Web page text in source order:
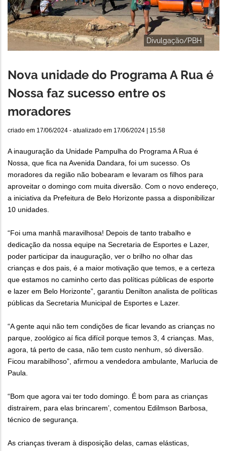
Divulgação/PBH
Nova unidade do Programa A Rua é
Nossa faz sucesso entre os
moradores
criado em 17/06/2024 - atualizado em 17/06/2024 | 15:58
A inauguração da Unidade Pampulha do Programa A Rua é
Nossa, que fica na Avenida Dandara, foi um sucesso. Os
moradores da região não bobearam e levaram os filhos para
aproveitar o domingo com muita diversão. Com o novo endereço,
a iniciativa da Prefeitura de Belo Horizonte passa a disponibilizar
10 unidades.
“Foi uma manhã maravilhosa! Depois de tanto trabalho e
dedicação da nossa equipe na Secretaria de Esportes e Lazer,
poder participar da inauguração, ver o brilho no olhar das
crianças e dos pais, é a maior motivação que temos, e a certeza
que estamos no caminho certo das políticas públicas de esporte
e lazer em Belo Horizonte”, garantiu Denilton analista de políticas
públicas da Secretaria Municipal de Esportes e Lazer.
“A gente aqui não tem condições de ficar levando as crianças no
parque, zoológico aí fica difícil porque temos 3, 4 crianças. Mas,
agora, tá perto de casa, não tem custo nenhum, só diversão.
Ficou marabilhoso”, afirmou a vendedora ambulante, Marlucia de
Paula.
“Bom que agora vai ter todo domingo. É bom para as crianças
distrairem, para elas brincarem’, comentou Edilmson Barbosa,
técnico de segurança.
As crianças tiveram à disposição delas, camas elásticas,